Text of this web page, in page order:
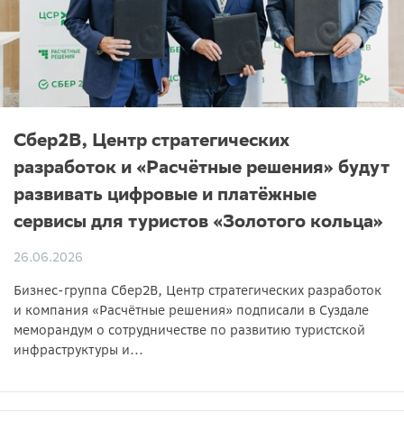
Сбер2B, Центр стратегических
разработок и «Расчётные решения» будут
развивать цифровые и платёжные
сервисы для туристов «Золотого кольца»
26.06.2026
Бизнес-группа Сбер2B, Центр стратегических разработок
и компания «Расчётные решения» подписали в Суздале
меморандум о сотрудничестве по развитию туристской
инфраструктуры и...